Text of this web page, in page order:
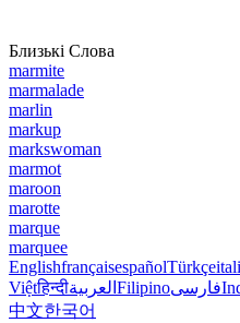
Близькі Слова
marmite
marmalade
marlin
markup
markswoman
marmot
maroon
marotte
marque
marquee
EnglishfrançaisespañolTürkçe
Việtहिन्दीالعربية Filipinoفارسی
中文한국어